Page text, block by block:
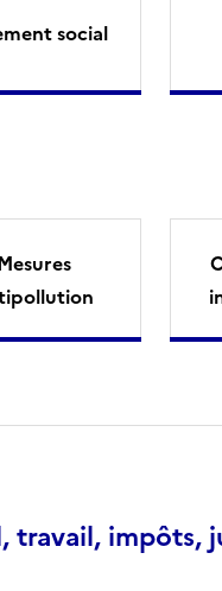
social
travail, impôts,